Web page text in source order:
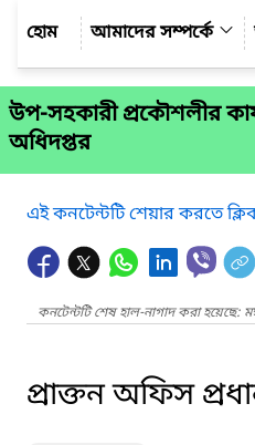
আমাদের সম্পর্কে
উপ-সহকারী প্রকৌশলীর
অধিদপ্তর
এই কনটেন্টটি শেয়ার করতে
কনটেন্টটি শেষ হাল-নাগাদ করা
প্রাক্তন অফিস